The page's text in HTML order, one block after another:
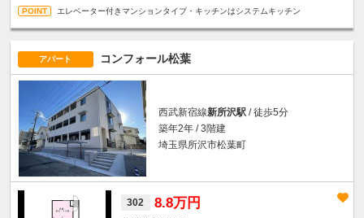
エレベーター付きマンションタイプ・キッチンはシステムキッチン
アパート コンフォール松葉
西武新宿線新所沢駅 / 徒歩5分
築年2年 / 3階建
埼玉県所沢市松葉町
302 8.8万円